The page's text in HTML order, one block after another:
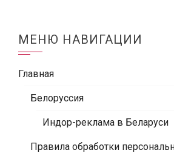
МЕНЮ НАВИГАЦИИ
Главная
Белоруссия
Индор-реклама в Беларуси
Правила обработки